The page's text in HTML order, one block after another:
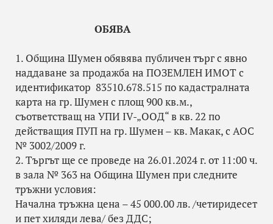
ОБЯВА
1. Община Шумен обявява публичен търг с явно
наддаване за продажба на ПОЗЕМЛЕН ИМОТ с
идентификатор 83510.678.515 по кадастралната
карта на гр. Шумен с площ 900 кв.м.,
съответстващ на УПИ IV-„ООД“ в кв. 22 по
действащия ПУП на гр. Шумен – кв. Макак, с АОС
№ 3002/2009 г.
2. Търгът ще се проведе на 26.01.2024 г. от 11:00 ч.
в зала № 363 на Община Шумен при следните
тръжни условия:
Начална тръжна цена – 45 000.00 лв. /четиридесет
и пет хиляди лева/ без ДДС;